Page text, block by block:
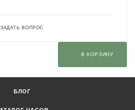
ЗАДАТЬ ВОПРОС
В КОРЗИНУ
БЛОГ